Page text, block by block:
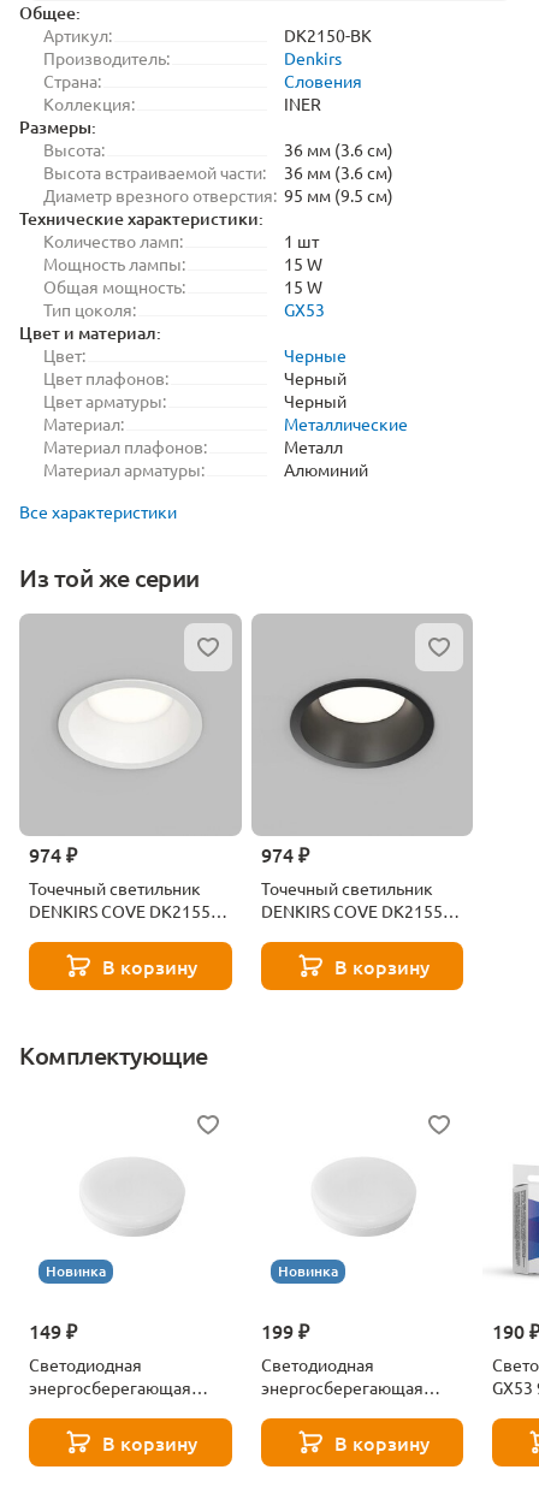
Общее:
Артикул:
DK2150-BK
Производитель:
Denkirs
Страна:
Словения
Коллекция:
INER
Размеры:
Высота:
36 мм (3.6 см)
Высота встраиваемой части:
36 мм (3.6 см)
Диаметр врезного отверстия: 95 мм (9.5 см)
Технические характеристики:
Количество ламп:
1 шт
Мощность лампы:
15 W
Общая мощность:
15 W
Тип цоколя:
GX53
Цвет и материал:
Цвет:
Черные
Цвет плафонов:
Черный
Цвет арматуры:
Черный
Материал:
Металлические
Материал плафонов:
Металл
Материал арматуры:
Алюминий
Все характеристики
Из той же серии
974 ₽
Точечный светильник
DENKIRS COVE DK2155-
В корзину
974 ₽
Точечный светильник
DENKIRS COVE DK2155-
В корзину
Комплектующие
Новинка
149 ₽
Светодиодная
энергосберегающая
4000K Lightstar 943084-
XS
В корзину
Новинка
199 ₽
Светодиодная
энергосберегающая
4000K Lightstar 943124-
XS
В корзину
190